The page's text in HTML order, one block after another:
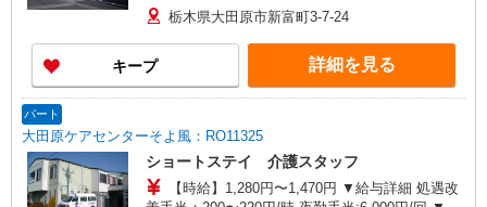
年末年始手当：380円/時 寸志あり：年2回（6月・
12月） ※業績による 特別報酬：平均33.8万円（最
高額130万円） ※2025年6月支給実績 ※処遇改善
手当は試用期間中(3ヶ月)は支給なし
栃木県大田原市新富町3-7-24
キープ 詳細を見る
パート
大田原ケアセンターそよ風：RO11325
ショートステイ 介護スタッフ
【時給】1,280円〜1,470円 ▼給与詳細 処遇改